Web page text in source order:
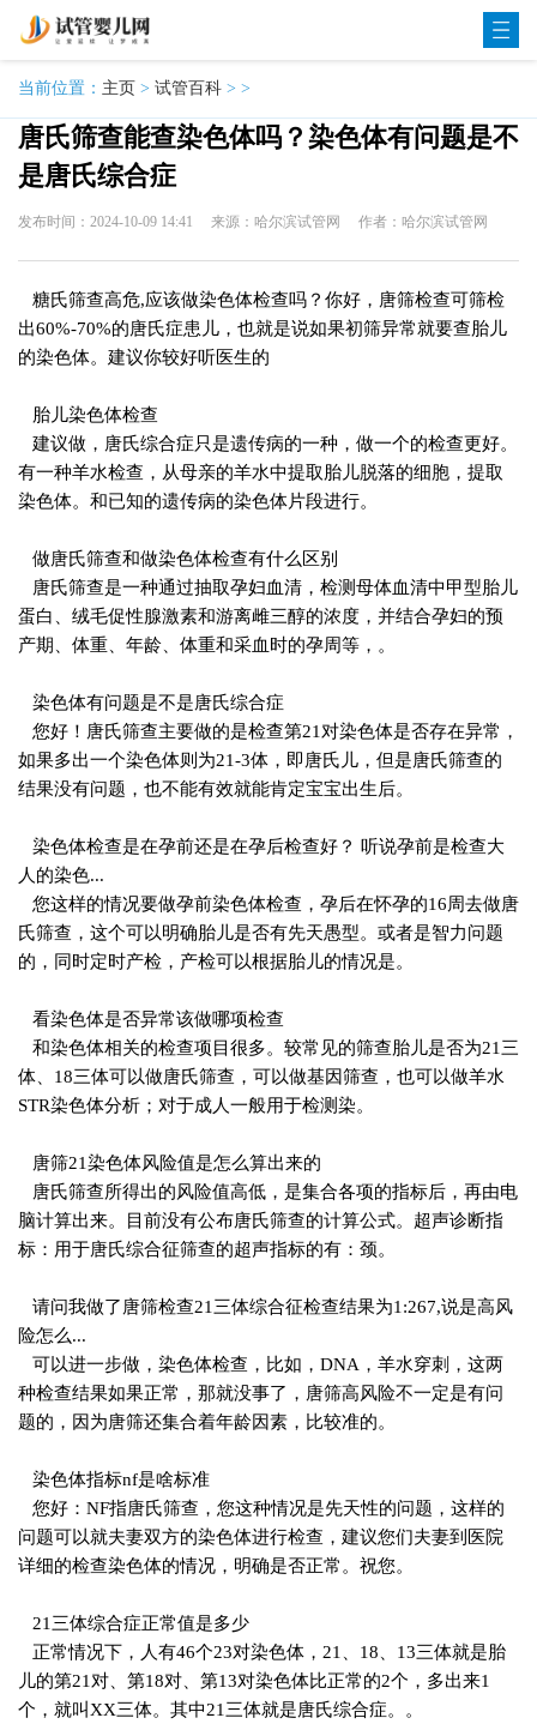
当前位置： 主页 > 试管百科 > >
唐氏筛查能查染色体吗？染色体有问题是不
是唐氏综合症
发布时间：2024-10-09 14:41 来源：哈尔滨试管网 作者：哈尔滨试管网
糖氏筛查高危,应该做染色体检查吗？你好，唐筛检查可筛检
出60%-70%的唐氏症患儿，也就是说如果初筛异常就要查胎儿
的染色体。建议你较好听医生的
胎儿染色体检查
建议做，唐氏综合症只是遗传病的一种，做一个的检查更好。
有一种羊水检查，从母亲的羊水中提取胎儿脱落的细胞，提取
染色体。和已知的遗传病的染色体片段进行。
做唐氏筛查和做染色体检查有什么区别
唐氏筛查是一种通过抽取孕妇血清，检测母体血清中甲型胎儿
蛋白、绒毛促性腺激素和游离雌三醇的浓度，并结合孕妇的预
产期、体重、年龄、体重和采血时的孕周等，。
染色体有问题是不是唐氏综合症
您好！唐氏筛查主要做的是检查第21对染色体是否存在异常，
如果多出一个染色体则为21-3体，即唐氏儿，但是唐氏筛查的
结果没有问题，也不能有效就能肯定宝宝出生后。
染色体检查是在孕前还是在孕后检查好？ 听说孕前是检查大
人的染色...
您这样的情况要做孕前染色体检查，孕后在怀孕的16周去做唐
氏筛查，这个可以明确胎儿是否有先天愚型。或者是智力问题
的，同时定时产检，产检可以根据胎儿的情况是。
看染色体是否异常该做哪项检查
和染色体相关的检查项目很多。较常见的筛查胎儿是否为21三
体、18三体可以做唐氏筛查，可以做基因筛查，也可以做羊水
STR染色体分析；对于成人一般用于检测染。
唐筛21染色体风险值是怎么算出来的
唐氏筛查所得出的风险值高低，是集合各项的指标后，再由电
脑计算出来。目前没有公布唐氏筛查的计算公式。超声诊断指
标：用于唐氏综合征筛查的超声指标的有：颈。
请问我做了唐筛检查21三体综合征检查结果为1:267,说是高风
险怎么...
可以进一步做，染色体检查，比如，DNA，羊水穿刺，这两
种检查结果如果正常，那就没事了，唐筛高风险不一定是有问
题的，因为唐筛还集合着年龄因素，比较准的。
染色体指标nf是啥标准
您好：NF指唐氏筛查，您这种情况是先天性的问题，这样的
问题可以就夫妻双方的染色体进行检查，建议您们夫妻到医院
详细的检查染色体的情况，明确是否正常。祝您。
21三体综合症正常值是多少
正常情况下，人有46个23对染色体，21、18、13三体就是胎
儿的第21对、第18对、第13对染色体比正常的2个，多出来1
个，就叫XX三体。其中21三体就是唐氏综合症。。